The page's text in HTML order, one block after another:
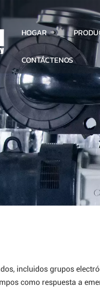
HOGAR
CONTÁCTENOS
incluidos grupos
como respuesta a